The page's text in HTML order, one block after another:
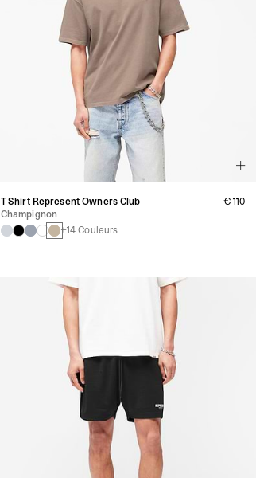
T-Shirt Represent Owners Club
Champignon
+14 Couleurs
€110